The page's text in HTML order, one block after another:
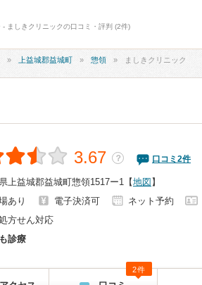
- ましきクリニックの口コミ・評判 (2件)
上益城郡益城町 惣領 ましきクリニック
3.67 ？ 口コミ 2件
上益城郡益城町惣領1517ー1 【地図 】
あり
電子決済可 ネット予約
方せん対応
診療
2件